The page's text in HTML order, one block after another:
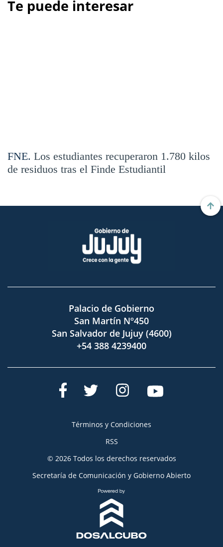
Te puede interesar
FNE. Los estudiantes recuperaron 1.780 kilos
de residuos tras el Finde Estudiantil
Palacio de Gobierno
San Martín Nº450
San Salvador de Jujuy (4600)
+54 388 4239400
Términos y Condiciones
RSS
© 2026 Todos los derechos reservados
Secretaría de Comunicación y Gobierno Abierto